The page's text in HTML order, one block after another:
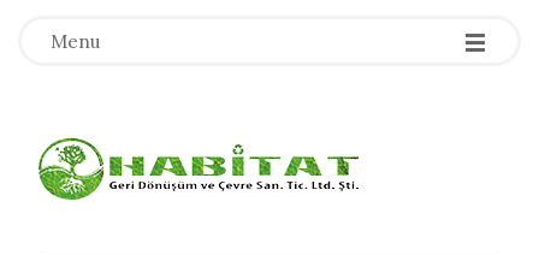
Menu -
-
-
H